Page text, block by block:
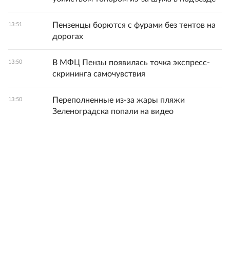
13:51
Пензенцы борются с фурами без тентов на
дорогах
13:50
В МФЦ Пензы появилась точка экспресс-
скрининга самочувствия
13:50
Переполненные из-за жары пляжи
Зеленоградска попали на видео